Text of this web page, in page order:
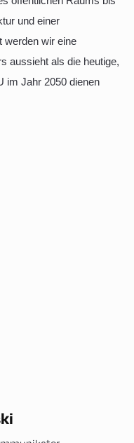
und einer
werden wir eine
aussieht als die heutige,
im Jahr 2050 dienen